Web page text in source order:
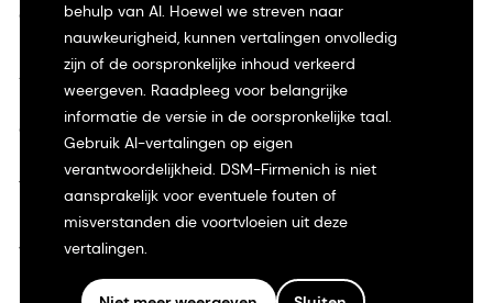
behulp van AI. Hoewel we streven naar
nauwkeurigheid, kunnen vertalingen onvolledig
zijn of de oorspronkelijke inhoud verkeerd
weergeven. Raadpleeg voor belangrijke
informatie de versie in de oorspronkelijke taal.
Gebruik AI-vertalingen op eigen
verantwoordelijkheid. DSM-Firmenich is niet
aansprakelijk voor eventuele fouten of
misverstanden die voortvloeien uit deze
vertalingen.
Gebruiksvoorwaarden
Algemene voorwaarden
Californië Transparantie
Toegankelijkheidsverklaring
Juridische informatie